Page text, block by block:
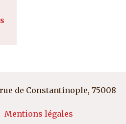
rue de Constantinople, 75008
page
Mentions légales